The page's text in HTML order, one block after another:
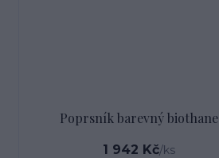
Poprsník barevný biothane
1 942 Kč/ks